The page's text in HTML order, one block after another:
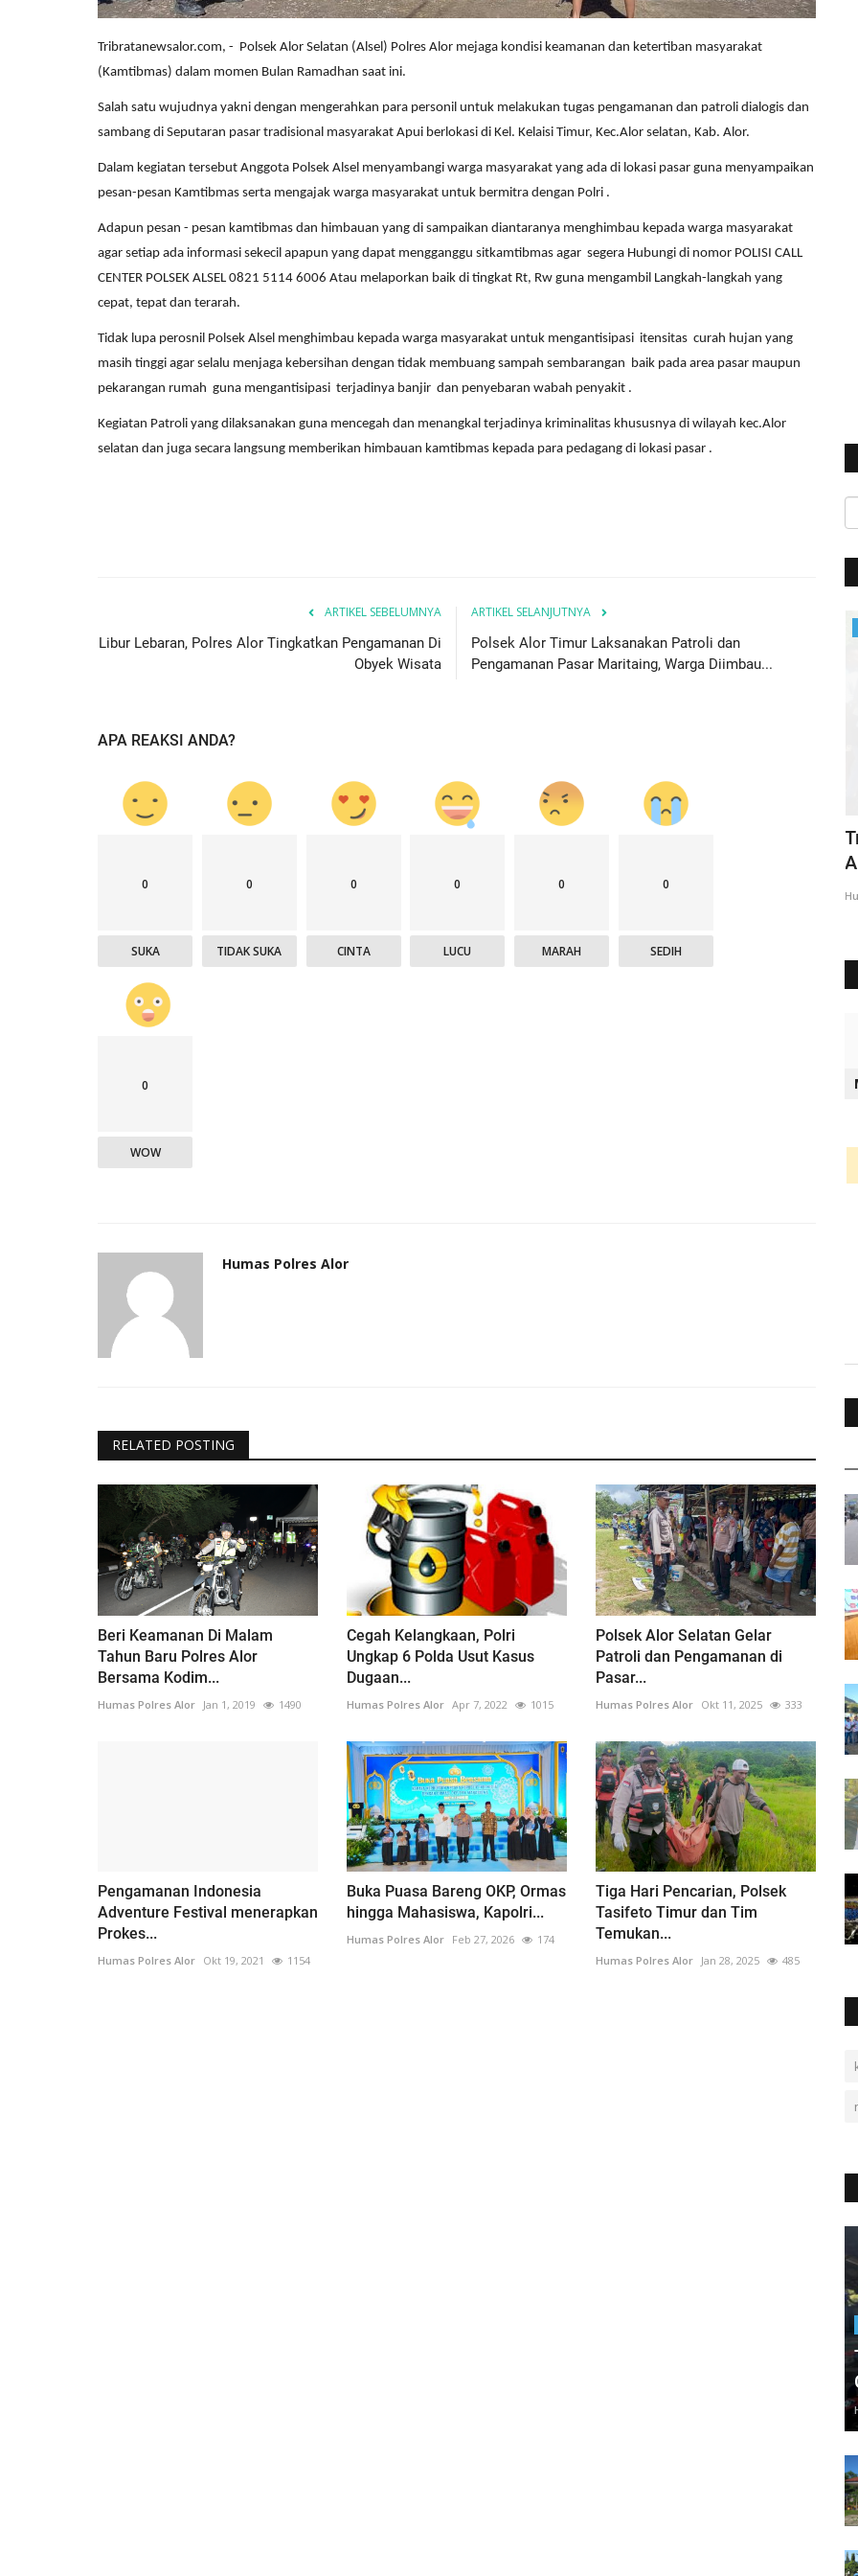
Tribratanewsalor.com, - Polsek Alor Selatan (Alsel) Polres Alor mejaga kondisi keamanan dan ketertiban masyarakat
(Kamtibmas) dalam momen Bulan Ramadhan saat ini.
Salah satu wujudnya yakni dengan mengerahkan para personil untuk melakukan tugas pengamanan dan patroli dialogis dan
sambang di Seputaran pasar tradisional masyarakat Apui berlokasi di Kel. Kelaisi Timur, Kec.Alor selatan, Kab. Alor.
Dalam kegiatan tersebut Anggota Polsek Alsel menyambangi warga masyarakat yang ada di lokasi pasar guna menyampaikan
pesan-pesan Kamtibmas serta mengajak warga masyarakat untuk bermitra dengan Polri .
Adapun pesan - pesan kamtibmas dan himbauan yang di sampaikan diantaranya menghimbau kepada warga masyarakat
agar setiap ada informasi sekecil apapun yang dapat mengganggu sitkamtibmas agar segera Hubungi di nomor POLISI CALL
CENTER POLSEK ALSEL 0821 5114 6006 Atau melaporkan baik di tingkat Rt, Rw guna mengambil Langkah-langkah yang
cepat, tepat dan terarah.
Tidak lupa perosnil Polsek Alsel menghimbau kepada warga masyarakat untuk mengantisipasi itensitas curah hujan yang
masih tinggi agar selalu menjaga kebersihan dengan tidak membuang sampah sembarangan baik pada area pasar maupun
pekarangan rumah guna mengantisipasi terjadinya banjir dan penyebaran wabah penyakit .
Kegiatan Patroli yang dilaksanakan guna mencegah dan menangkal terjadinya kriminalitas khususnya di wilayah kec.Alor
selatan dan juga secara langsung memberikan himbauan kamtibmas kepada para pedagang di lokasi pasar .
ARTIKEL SEBELUMNYA
Libur Lebaran, Polres Alor Tingkatkan Pengamanan Di
Obyek Wisata
ARTIKEL SELANJUTNYA
Polsek Alor Timur Laksanakan Patroli dan
Pengamanan Pasar Maritaing, Warga Diimbau...
APA REAKSI ANDA?
0
SUKA
0
TIDAK SUKA
0
CINTA
0
LUCU
0
MARAH
0
SEDIH
0
WOW
Humas Polres Alor
RELATED POSTING
Beri Keamanan Di Malam
Tahun Baru Polres Alor
Bersama Kodim...
Humas Polres Alor Jan 1, 2019 1490
Cegah Kelangkaan, Polri
Ungkap 6 Polda Usut Kasus
Dugaan...
Humas Polres Alor Apr 7, 2022 1015
Polsek Alor Selatan Gelar
Patroli dan Pengamanan di
Pasar...
Humas Polres Alor Okt 11, 2025 333
Pengamanan Indonesia
Adventure Festival menerapkan
Prokes...
Humas Polres Alor Okt 19, 2021 1154
Buka Puasa Bareng OKP, Ormas
hingga Mahasiswa, Kapolri...
Humas Polres Alor Feb 27, 2026 174
Tiga Hari Pencarian, Polsek
Tasifeto Timur dan Tim
Temukan...
Humas Polres Alor Jan 28, 2025 485